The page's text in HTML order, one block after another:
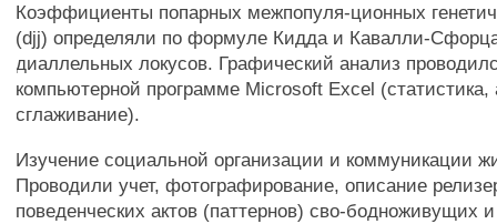
Коэффициенты попарных межпопуля-ционных
(djj) определяли по формуле Кидда и Кавалли-
диаллельных локусов. Графический анализ
компьютерной программе Microsoft Excel
сглаживание).
Изучение социальной организации и коммуникации
Проводили учет, фотографирование, описание
поведенческих актов (паттернов) сво-бодноживущих и